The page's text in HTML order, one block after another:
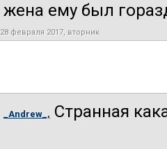
жена ему был
28 февраля 2017, вторник
_Andrew_, Странная